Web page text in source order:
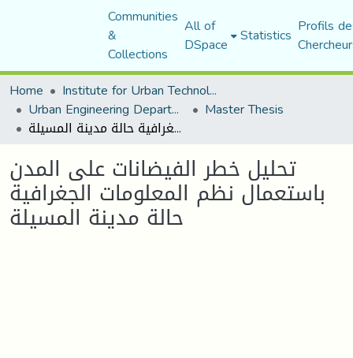
Communities
&
Collections
All of
DSpace Statistics Profils
Home
Institute for Urban Technology Management
Urban Engineering Department Master Thesis
تحليل خطر الفيضانات على المدن باستعمال نظم المعلومات الجغرافية حالة مدينة المسيلة
تحليل خطر الفيضانات على المدن
باستعمال نظم المعلومات الجغرافية
حالة مدينة المسيلة